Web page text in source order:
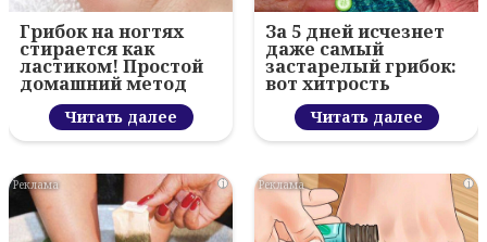
Грибок на ногтях
стирается как
ластиком! Простой
домашний метод
Читать далее
За 5 дней исчезнет
даже самый
застарелый грибок:
вот хитрость
Читать далее
i i